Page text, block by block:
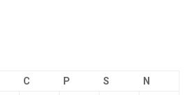
C P S N